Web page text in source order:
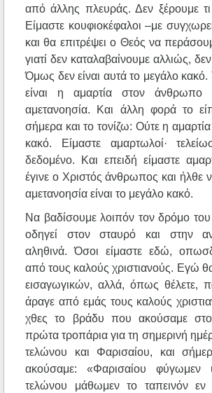
από άλλης πλευράς. Δεν ξέρουμε τι
Είμαστε κουφιοκέφαλοι –με
και θα επιτρέψει ο Θεός να
γιατί δεν καταλαβαίνουμε αλλιώς,
Όμως δεν είναι αυτά το μεγάλο
είναι η αμαρτία στον άνθρωπο
αμετανοησία. Και άλλη φορά το
σήμερα και το τονίζω: Ούτε η αμαρτία
κακό. Είμαστε αμαρτωλοί·
δεδομένο. Και επειδή είμαστε
έγινε ο Χριστός άνθρωπος και ήλθε
αμετανοησία είναι το μεγάλο κακό.
Να βαδίσουμε λοιπόν τον δρόμο
οδηγεί στον σταυρό και στην
αληθινά. Όσοι είμαστε εδώ,
από τους καλούς χριστιανούς. Εγώ
εισαγωγικών, αλλά, όπως θέλετε,
άραγε από εμάς τους καλούς
χθες το βράδυ που ακούσαμε
πρώτα τροπάρια για τη σημερινή
τελώνου και Φαρισαίου, και
ακούσαμε: «Φαρισαίου φύγωμεν
τελώνου μάθωμεν το ταπεινόν εν